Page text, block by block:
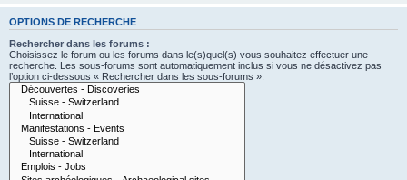
OPTIONS DE RECHERCHE
Rechercher dans les forums :
Choisissez le forum ou les forums dans le(s)quel(s) vous souhaitez effectuer une
recherche. Les sous-forums sont automatiquement inclus si vous ne désactivez pas
l’option ci-dessous « Rechercher dans les sous-forums ».